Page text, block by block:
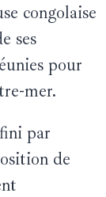
congolaise
ses
pour
mer.
par
de